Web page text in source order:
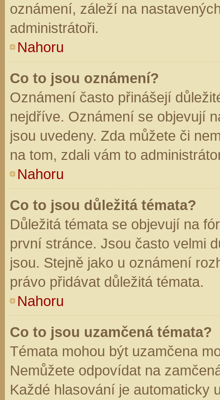
oznámení, záleží na
administrátoři.
Nahoru
Co to jsou oznámení?
Oznámení často přinášejí
nejdříve. Oznámení se objevují
jsou uvedeny. Zda můžete či
na tom, zdali vám to
Nahoru
Co to jsou důležitá témata?
Důležitá témata se objevují na
první stránce. Jsou často velmi
jsou. Stejně jako u oznámení
právo přidávat důležitá témata.
Nahoru
Co to jsou uzamčená témata?
Témata mohou být uzamčena
Nemůžete odpovídat na
Každé hlasování je automaticky